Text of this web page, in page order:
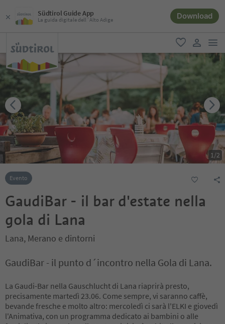
Südtirol Guide App
La guida digitale dell´Alto Adige Download
favoriti
user link
1/2
Evento
GaudiBar - il bar d'estate nella
gola di Lana
Lana, Merano e dintorni
GaudiBar - il punto d´incontro nella Gola di Lana.
La Gaudi-Bar nella Gauschlucht di Lana riaprirà presto,
precisamente martedì 23.06. Come sempre, vi saranno caffè,
bevande fresche e molto altro: mercoledì ci sarà l'ELKI e giovedì
l'Animativa, con un programma dedicato ai bambini o alle